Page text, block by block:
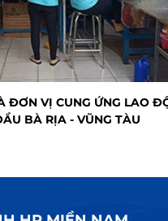
ĐƠN VỊ CUNG ỨNG LAO
BÀ RỊA - VŨNG TÀU